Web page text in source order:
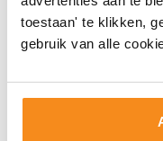
toestaan' te klikken,
gebruik van alle
Meer info